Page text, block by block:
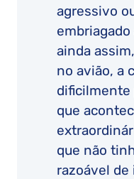
agressivo
ainda
no avião, a
dificilmente
que
que não
razoável de